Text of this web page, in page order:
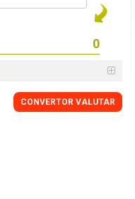
CONVERTOR VALUTAR